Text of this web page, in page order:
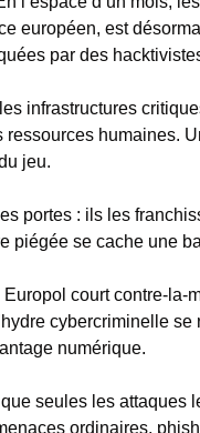
européen, est
par des
infrastructures
humaines.
jeu.
portes : ils les
piégée se cache une
Europol court contre-
cybercriminelle
numérique.
seules les
ordinaires,